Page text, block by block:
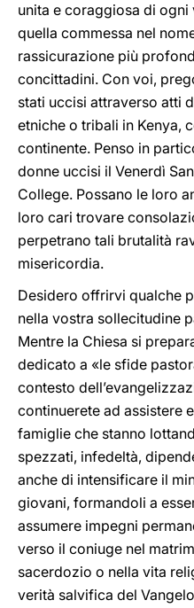
unita e coraggiosa di
quella commessa nel
rassicurazione più
concittadini. Con voi,
stati uccisi attraverso atti
etniche o tribali in Kenya,
continente. Penso in
donne uccisi il Venerdì
College. Possano le loro
loro cari trovare
perpetrano tali brutalità
misericordia.
Desidero offrirvi qualche
nella vostra sollecitudine
Mentre la Chiesa si
dedicato a «le sfide
contesto
continuerete ad assistere
famiglie che stanno
spezzati, infedeltà,
anche di intensificare il
giovani, formandoli a
assumere impegni
verso il coniuge nel
sacerdozio o nella vita
verità salvifica del